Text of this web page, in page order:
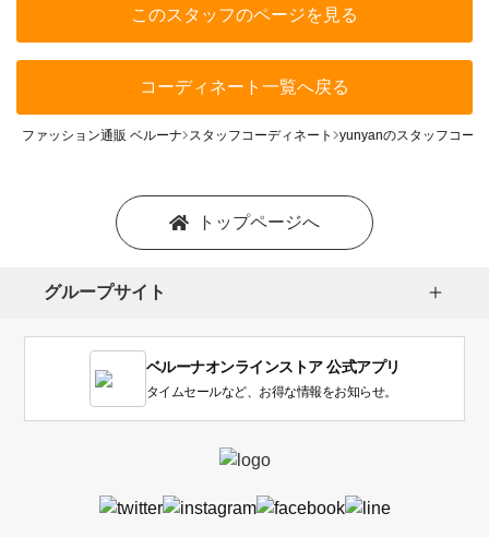
このスタッフのページを見る
コーディネート一覧へ戻る
ファッション通販 ベルーナ スタッフコーディネート yunyanのスタッフコー
トップページへ
グループサイト
ベルーナオンラインストア 公式アプリ
タイムセールなど、お得な情報をお知らせ。